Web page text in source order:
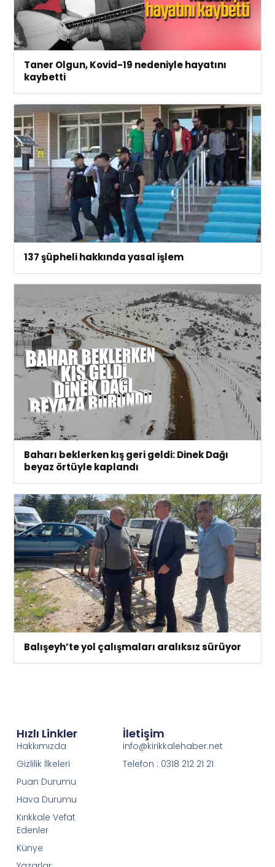
Taner Olgun, Kovid-19 nedeniyle hayatını
kaybetti
137 şüpheli hakkında yasal işlem
Baharı beklerken kış geri geldi: Dinek Dağı
beyaz örtüyle kaplandı
Balışeyh’te yol çalışmaları aralıksız sürüyor
Hızlı Linkler
Hakkımızda
Gizlilik İlkeleri
Puan Durumu
Hava Durumu
Kırıkkale Vefat
Edenler
Künye
İletişim
info@kirikkalehaber.net
Telefon : 0318 212 21 21